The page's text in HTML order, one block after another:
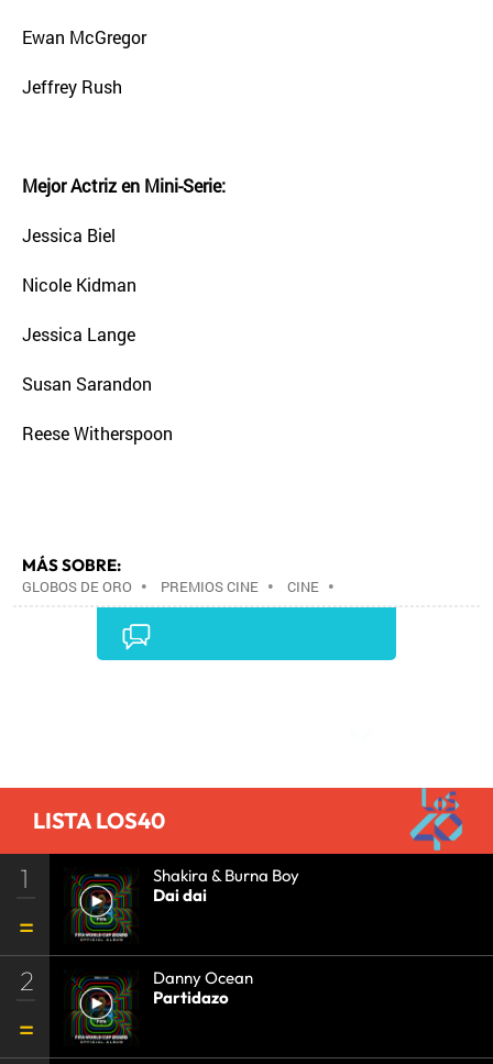
Ewan McGregor
Jeffrey Rush
Mejor Actriz en Mini-Serie:
Jessica Biel
Nicole Kidman
Jessica Lange
Susan Sarandon
Reese Witherspoon
MÁS SOBRE:
GLOBOS DE ORO • PREMIOS CINE • CINE •
LISTA LOS40
1
Shakira & Burna Boy
Dai dai
2
Danny Ocean
Partidazo